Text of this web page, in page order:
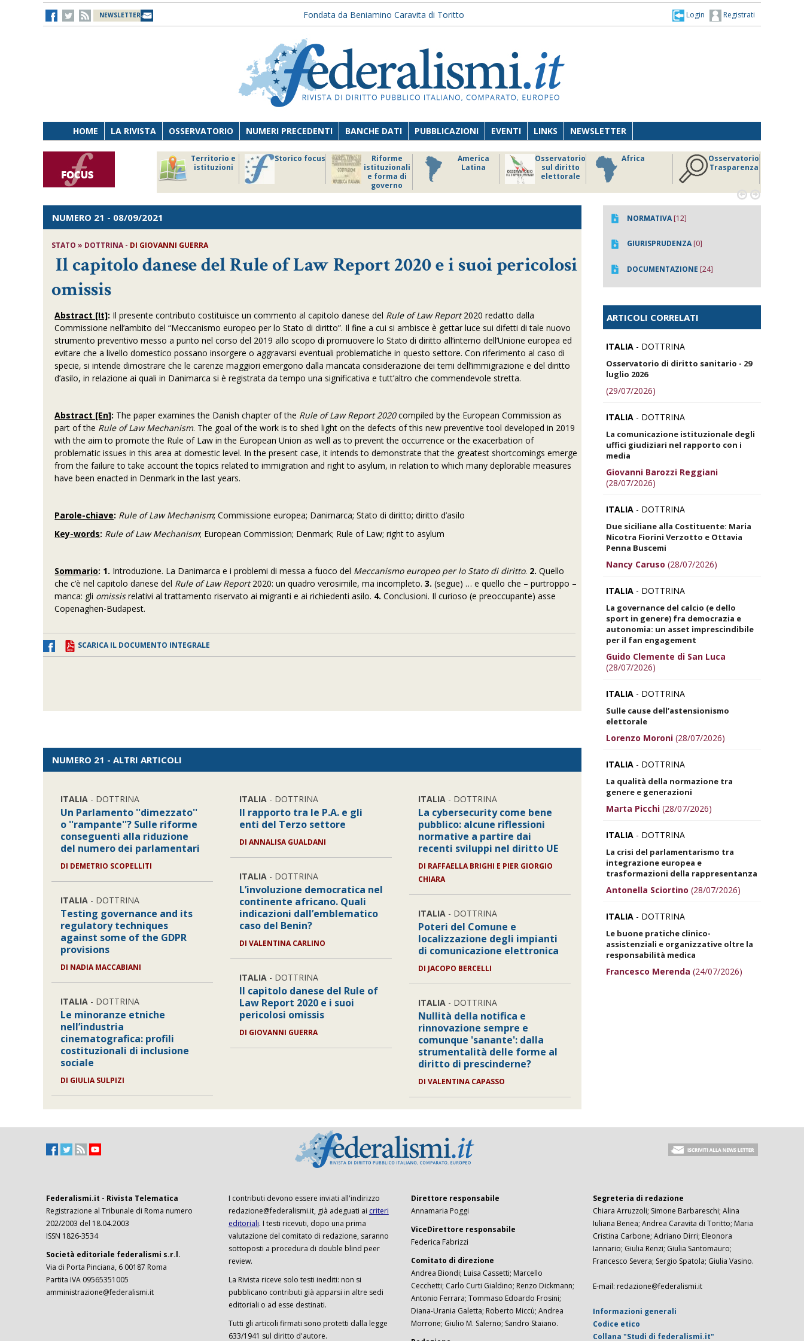
NEWSLETTER Fondata da Beniamino Caravita di Toritto Registrati
Login
HOME LA RIVISTA OSSERVATORIO NUMERI PRECEDENTI BANCHE DATI PUBBLICAZIONI EVENTI LINKS NEWSLETTER
Territorio e
istituzioni
Storico focus
Riforme
istituzionali
e forma di
governo
America
Latina
Osservatorio
sul diritto
elettorale
Africa
Osservatorio
Trasparenza
 
NUMERO 21 - 08/09/2021
STATO » DOTTRINA - DI GIOVANNI GUERRA
Il capitolo danese del Rule of Law Report 2020 e i suoi pericolosi
omissis
Abstract [It]: Il presente contributo costituisce un commento al capitolo danese del Rule of Law Report2020 redatto dalla
Commissione nell’ambito del “Meccanismo europeo per lo Stato di diritto”. Il fine a cui si ambisce è gettar luce sui difetti di tale nuovo
strumento preventivo messo a punto nel corso del 2019 allo scopo di promuovere lo Stato di diritto all’interno dell’Unione europea ed
evitare che a livello domestico possano insorgere o aggravarsi eventuali problematiche in questo settore. Con riferimento al caso di
specie, si intende dimostrare che le carenze maggiori emergono dalla mancata considerazione dei temi dell’immigrazione e del diritto
d’asilo, in relazione ai quali in Danimarca si è registrata da tempo una significativa e tutt’altro che commendevole stretta.
Abstract [En]: The paper examines the Danish chapter of the Rule of Law Report 2020compiled by the European Commission as
part of the Rule of Law Mechanism. The goal of the work is to shed light on the defects of this new preventive tool developed in 2019
with the aim to promote the Rule of Law in the European Union as well as to prevent the occurrence or the exacerbation of
problematic issues in this area at domestic level. In the present case, it intends to demonstrate that the greatest shortcomings emerge
from the failure to take account the topics related to immigration and right to asylum, in relation to which many deplorable measures
have been enacted in Denmark in the last years.
Parole-chiave: Rule of Law Mechanism; Commissione europea; Danimarca; Stato di diritto; diritto d’asilo
Key-words: Rule of Law Mechanism; European Commission; Denmark; Rule of Law; right to asylum
Sommario: 1. Introduzione. La Danimarca e i problemi di messa a fuoco del Meccanismo europeo per lo Stato di diritto. 2. Quello
che c’è nel capitolo danese del Rule of Law Report2020: un quadro verosimile, ma incompleto.3. (segue) … e quello che – purtroppo –
manca: gli omissisrelativi al trattamento riservato ai migranti e ai richiedenti asilo. 4. Conclusioni. Il curioso (e preoccupante) asse
Copenaghen-Budapest.
SCARICA IL DOCUMENTO INTEGRALE
NUMERO 21 - ALTRI ARTICOLI
ITALIA - DOTTRINA
Un Parlamento ''dimezzato''
o ''rampante''? Sulle riforme
conseguenti alla riduzione
del numero dei parlamentari
DI DEMETRIO SCOPELLITI
ITALIA - DOTTRINA
Testing governance and its
regulatory techniques
against some of the GDPR
provisions
DI NADIA MACCABIANI
ITALIA - DOTTRINA
Le minoranze etniche
nell’industria
cinematografica: profili
costituzionali di inclusione
sociale
DI GIULIA SULPIZI
ITALIA - DOTTRINA
Il rapporto tra le P.A. e gli
enti del Terzo settore
DIANNALISA GUALDANI
ITALIA - DOTTRINA
L’involuzione democratica nel
continente africano. Quali
indicazioni dall’emblematico
caso del Benin?
DIVALENTINA CARLINO
ITALIA - DOTTRINA
Il capitolo danese del Rule of
Law Report 2020 e i suoi
pericolosi omissis
DI GIOVANNI GUERRA
ITALIA- DOTTRINA
La cybersecurity come bene
pubblico: alcune riflessioni
normative a partire dai
recenti sviluppi nel diritto UE
DI RAFFAELLA BRIGHI E PIER GIORGIO
CHIARA
ITALIA- DOTTRINA
Poteri del Comune e
localizzazione degli impianti
di comunicazione elettronica
DI JACOPO BERCELLI
ITALIA- DOTTRINA
Nullità della notifica e
rinnovazione sempre e
comunque 'sanante': dalla
strumentalità delle forme al
diritto di prescinderne?
DI VALENTINA CAPASSO
NORMATIVA[12]
GIURISPRUDENZA[0]
DOCUMENTAZIONE [24]
ARTICOLI CORRELATI
ITALIA - DOTTRINA
Osservatorio di diritto sanitario - 29
luglio 2026
(29/07/2026)
ITALIA - DOTTRINA
La comunicazione istituzionale degli
uffici giudiziari nel rapporto con i
media
Giovanni Barozzi Reggiani
(28/07/2026)
ITALIA - DOTTRINA
Due siciliane alla Costituente: Maria
Nicotra Fiorini Verzotto e Ottavia
Penna Buscemi
Nancy Caruso (28/07/2026)
ITALIA - DOTTRINA
La governance del calcio (e dello
sport in genere) fra democrazia e
autonomia: un asset imprescindibile
per il fan engagement
Guido Clemente di San Luca
(28/07/2026)
ITALIA - DOTTRINA
Sulle cause dell’astensionismo
elettorale
Lorenzo Moroni (28/07/2026)
ITALIA - DOTTRINA
La qualità della normazione tra
genere e generazioni
Marta Picchi (28/07/2026)
ITALIA - DOTTRINA
La crisi del parlamentarismo tra
integrazione europea e
trasformazioni della rappresentanza
Antonella Sciortino (28/07/2026)
ITALIA - DOTTRINA
Le buone pratiche clinico-
assistenziali e organizzative oltre la
responsabilità medica
Francesco Merenda (24/07/2026)
Federalismi.it - Rivista Telematica
Registrazione al Tribunale di Roma numero
202/2003 del 18.04.2003
ISSN 1826-3534
Società editoriale federalismi s.r.l.
Via di Porta Pinciana, 6 00187 Roma
Partita IVA 09565351005
amministrazione@federalismi.it
I contributi devono essere inviati all'indirizzo
redazione@federalismi.it, già adeguati ai criteri
editoriali. I testi ricevuti, dopo una prima
valutazione del comitato di redazione, saranno
sottoposti a procedura di double blind peer
review.
La Rivista riceve solo testi inediti: non si
pubblicano contributi già apparsi in altre sedi
editoriali o ad esse destinati.
Tutti gli articoli firmati sono protetti dalla legge
633/1941 sul diritto d'autore.
Direttore responsabile
Annamaria Poggi
ViceDirettore responsabile
Federica Fabrizzi
Comitato di direzione
Andrea Biondi; Luisa Cassetti; Marcello
Cecchetti; Carlo Curti Gialdino; Renzo Dickmann;
Antonio Ferrara; Tommaso Edoardo Frosini;
Diana-Urania Galetta; Roberto Miccù; Andrea
Morrone; Giulio M. Salerno; Sandro Staiano.
Segreteria di redazione
Chiara Arruzzoli; Simone Barbareschi; Alina
Iuliana Benea; Andrea Caravita di Toritto; Maria
Cristina Carbone; Adriano Dirri; Eleonora
Iannario; Giulia Renzi; Giulia Santomauro;
Francesco Severa; Sergio Spatola; Giulia Vasino.
E-mail: redazione@federalismi.it
Informazioni generali
Codice etico
Collana "Studi di federalismi.it"